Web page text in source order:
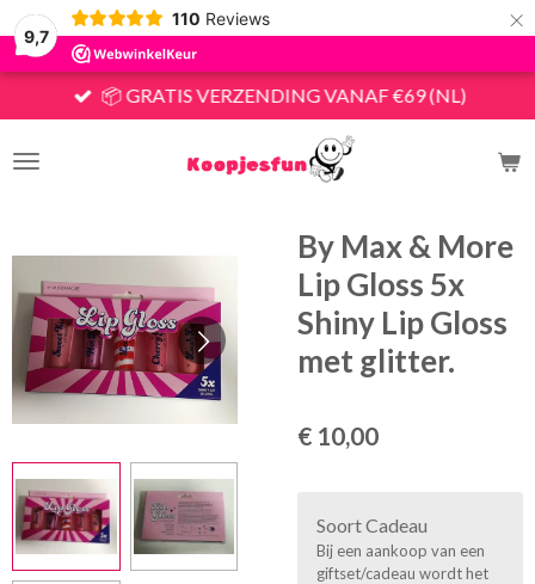
9,7
110 Reviews ×
📦 GRATIS VERZENDING VANAF €69 (NL)
By Max & More
Lip Gloss 5x
Shiny Lip Gloss
met glitter.
€ 10,00
Soort Cadeau
Bij een aankoop van een
giftset/cadeau wordt het